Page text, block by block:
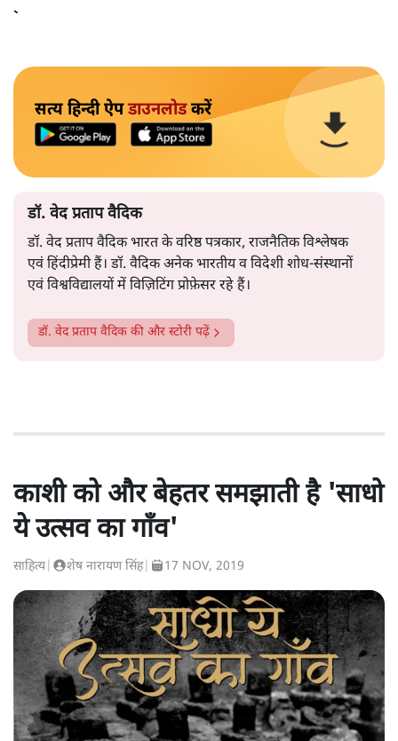
इजाजत मिलनी चाहिए।
सत्य हिन्दी ऐपडाउनलोडकरें
डॉ. वेद प्रताप वैदिक
डॉ. वेद प्रताप वैदिक भारत के वरिष्ठ पत्रकार, राजनैतिक विश्लेषक
एवं हिंदीप्रेमी हैं। डॉ. वैदिक अनेक भारतीय व विदेशी शोध-संस्थानों
एवं विश्वविद्यालयों में विज़िटिंग प्रोफ़ेसर रहे हैं।
डॉ. वेद प्रताप वैदिक की और स्टोरी पढ़ें
काशी को और बेहतर समझाती है 'साधो
ये उत्सव का गाँव'
साहित्य| शेष नारायण सिंह| 17 NOV, 2019